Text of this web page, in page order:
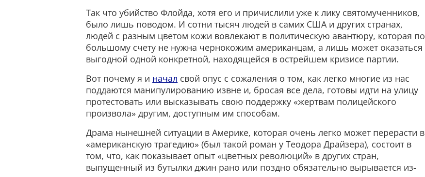
Так что убийство Флойда, хотя его и причислили уже к лику святомученников,
было лишь поводом. И сотни тысяч людей в самих США и других странах,
людей с разным цветом кожи вовлекают в политическую авантюру, которая по
большому счету не нужна чернокожим американцам, а лишь может оказаться
выгодной одной конкретной, находящейся в острейшем кризисе партии.
Вот почему я и начал свой опус с сожаления о том, как легко многие из нас
поддаются манипулированию извне и, бросая все дела, готовы идти на улицу
протестовать или высказывать свою поддержку «жертвам полицейского
произвола» другим, доступным им способам.
Драма нынешней ситуации в Америке, которая очень легко может перерасти в
«американскую трагедию» (был такой роман у Теодора Драйзера), состоит в
том, что, как показывает опыт «цветных революций» в других стран,
выпущенный из бутылки джин рано или поздно обязательно вырывается из-